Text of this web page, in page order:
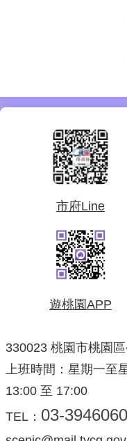
:::
市府Line
遊桃園APP
330023 桃園市桃園
上班時間：星期一至
13:00 至 17:00
TEL： 03-